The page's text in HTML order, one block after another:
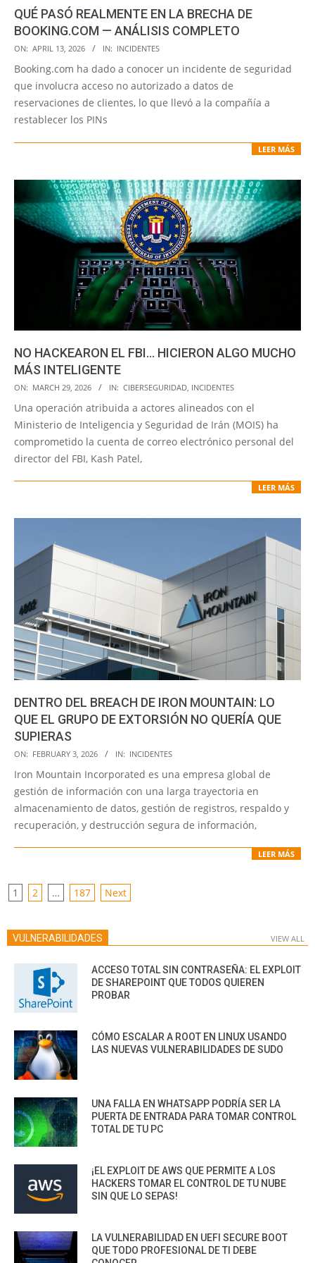
QUÉ PASÓ REALMENTE EN LA BRECHA DE
BOOKING.COM — ANÁLISIS COMPLETO
2026-
04-
13
ON: APRIL 13, 2026 IN: INCIDENTES
Booking.com ha dado a conocer un incidente de seguridad
que involucra acceso no autorizado a datos de
reservaciones de clientes, lo que llevó a la compañía a
restablecer los PINs
LEER MÁS
NO HACKEARON EL FBI… HICIERON ALGO MUCHO
MÁS INTELIGENTE
2026-
03-
29
ON: MARCH 29, 2026 IN: CIBERSEGURIDAD INCIDENTES
Una operación atribuida a actores alineados con el
Ministerio de Inteligencia y Seguridad de Irán (MOIS) ha
comprometido la cuenta de correo electrónico personal del
director del FBI, Kash Patel,
LEER MÁS
DENTRO DEL BREACH DE IRON MOUNTAIN: LO
QUE EL GRUPO DE EXTORSIÓN NO QUERÍA QUE
SUPIERAS
2026-
02-
ON: FEBRUARY 3, 2026 IN: INCIDENTES
Iron Mountain Incorporated es una empresa global de
gestión de información con una larga trayectoria en
almacenamiento de datos, gestión de registros, respaldo y
recuperación, y destrucción segura de información,
LEER MÁS
POSTS
1 2 … 187 Next
VULNERABILIDADES VIEW ALL
ACCESO TOTAL SIN CONTRASEÑA: EL EXPLOIT
DE SHAREPOINT QUE TODOS QUIEREN
PROBAR
CÓMO ESCALAR A ROOT EN LINUX USANDO
LAS NUEVAS VULNERABILIDADES DE SUDO
UNA FALLA EN WHATSAPP PODRÍA SER LA
PUERTA DE ENTRADA PARA TOMAR CONTROL
TOTAL DE TU PC
¡EL EXPLOIT DE AWS QUE PERMITE A LOS
HACKERS TOMAR EL CONTROL DE TU NUBE
SIN QUE LO SEPAS!
LA VULNERABILIDAD EN UEFI SECURE BOOT
QUE TODO PROFESIONAL DE TI DEBE